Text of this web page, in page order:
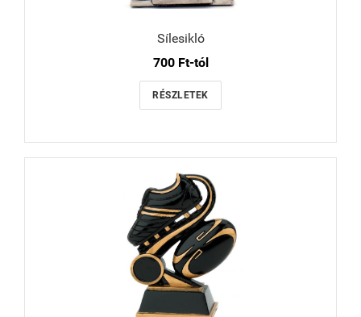
Sílesikló
700 Ft-tól
RÉSZLETEK